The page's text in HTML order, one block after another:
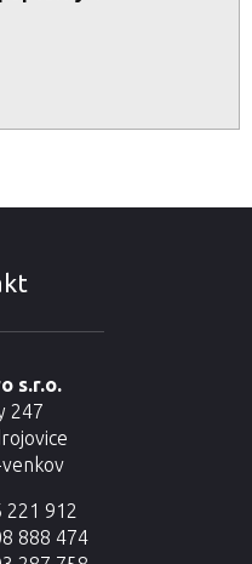
s.r.o.
247
221 912
888 474